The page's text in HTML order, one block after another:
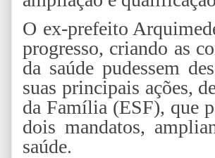
O ex-prefeito
progresso, criando as
da saúde pudessem
suas principais ações,
da Família (ESF), que
dois mandatos,
saúde.